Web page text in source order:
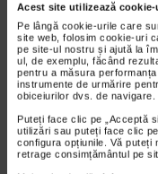
Acest site utilizează cookie-
Pe lângă cookie-urile care
site web, folosim cookie-uri
pe site-ul nostru și ajută la
ul, de exemplu, făcând
pentru a măsura
instrumente de urmărire
obiceiurilor dvs. de navigare.
Puteți face clic pe „Acceptă
utilizări sau puteți face clic
configura opțiunile. Vă puteți
retrage consimțământul pe
Reglarea inaltimii se
structurii
Se apasa stiftul
inferior
Se aliniaza orificiile
Recomandari de